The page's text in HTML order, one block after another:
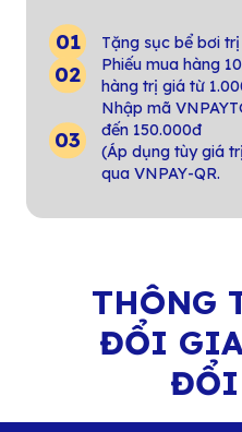
Tặng sục bể bơi
Phiếu mua hàng
hàng trị giá từ
Nhập mã
đến 150.000đ
(Áp dụng tùy giá
qua VNPAY-QR.
THÔNG
ĐỔI
ĐỔI